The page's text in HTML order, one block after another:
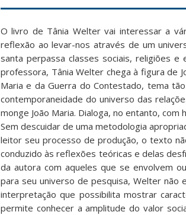
O livro de Tânia Welter vai interessar a
reflexão ao levar-nos através de um
santa perpassa classes sociais, religiões e
professora, Tânia Welter chega à figura de
Maria e da Guerra do Contestado, tema
contemporaneidade do universo das
monge João Maria. Dialoga, no entanto,
Sem descuidar de uma metodologia
leitor seu processo de produção, o texto
conduzido às reflexões teóricas e delas
da autora com aqueles que se envolvem
para seu universo de pesquisa, Welter não
interpretação que possibilita mostrar
permite conhecer a amplitude do valor